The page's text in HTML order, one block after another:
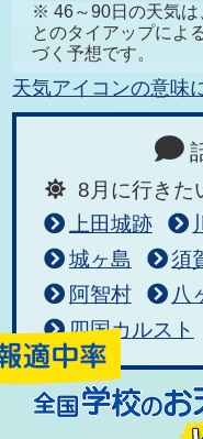
※ 46～90日の天気は
とのタイアップによ
づく予想です。
天気アイコンの意味
8月に行きた
上田城跡
城ヶ島
須
阿智村
八
四国カルスト